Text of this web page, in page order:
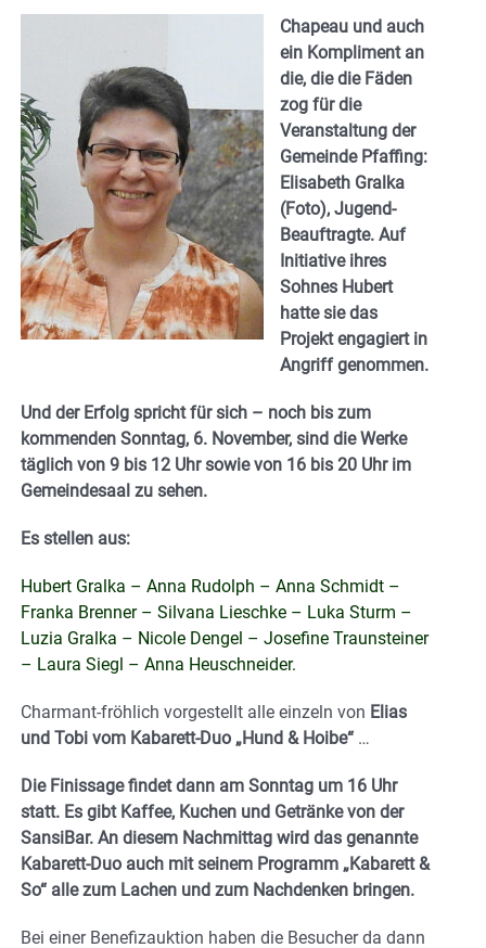
Chapeau und auch
ein Kompliment an
die, die die Fäden
zog für die
Veranstaltung der
Gemeinde Pfaffing:
Elisabeth Gralka
(Foto), Jugend-
Beauftragte. Auf
Initiative ihres
Sohnes Hubert
hatte sie das
Projekt engagiert in
Angriff genommen.
Und der Erfolg spricht für sich – noch bis zum
kommenden Sonntag, 6. November, sind die Werke
täglich von 9 bis 12 Uhr sowie von 16 bis 20 Uhr im
Gemeindesaal zu sehen.
Es stellen aus:
Hubert Gralka – Anna Rudolph – Anna Schmidt –
Franka Brenner – Silvana Lieschke – Luka Sturm –
Luzia Gralka – Nicole Dengel – Josefine Traunsteiner
– Laura Siegl – Anna Heuschneider.
Charmant-fröhlich vorgestellt alle einzeln von Elias
und Tobi vom Kabarett-Duo „Hund & Hoibe“ …
Die Finissage findet dann am Sonntag um 16 Uhr
statt. Es gibt Kaffee, Kuchen und Getränke von der
SansiBar. An diesem Nachmittag wird das genannte
Kabarett-Duo auch mit seinem Programm „Kabarett &
So“ alle zum Lachen und zum Nachdenken bringen.
Bei einer Benefizauktion haben die Besucher da dann